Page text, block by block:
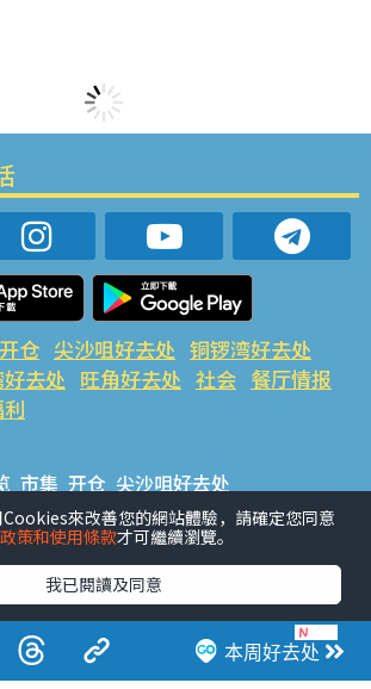
本周好去处
开仓 尖沙咀好去处 铜锣湾好去处
去处 旺角好去处 社会 餐厅情报
市集 开仓 尖沙咀好去处
好去处 荃湾好去处 旺角好去处 社会
气活动推介 #美食社群热话
#ULifestyle应用程式
#限时抢
#ULifestyle商户中心 #著数 #网络热话
來改善您的網站體驗，請確定您同意
策和使用條款才可繼續瀏覽。
我已閱讀及同意